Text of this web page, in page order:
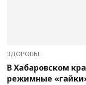
ЗДОРОВЬЕ
В Хабаровском
режимные